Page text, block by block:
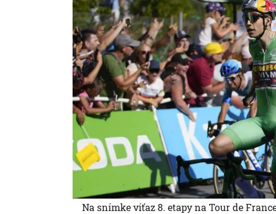
Na snímke víťaz 8. etapy na Tour de